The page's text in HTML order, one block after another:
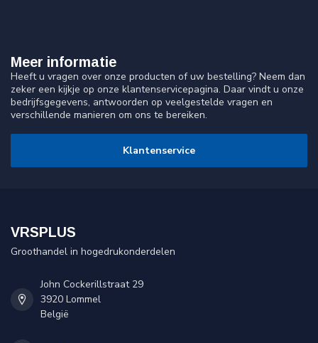
Meer informatie
Heeft u vragen over onze producten of uw bestelling? Neem dan
zeker een kijkje op onze klantenservicepagina. Daar vindt u onze
bedrijfsgegevens, antwoorden op veelgestelde vragen en
verschillende manieren om ons te bereiken.
Klantenservice
VRSPLUS
Groothandel in hogedrukonderdelen
John Cockerillstraat 29
3920 Lommel
België